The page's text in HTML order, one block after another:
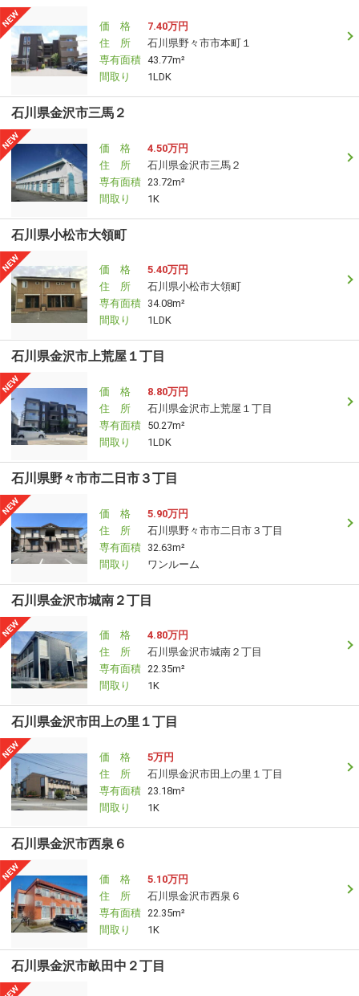
価 格
7.40万円
住 所
石川県野々市市本町１
専有面積 43.77m²
間取り
1LDK
石川県金沢市三馬２
価 格
4.50万円
住 所
石川県金沢市三馬２
専有面積 23.72m²
間取り
1K
石川県小松市大領町
価 格
5.40万円
住 所
石川県小松市大領町
専有面積 34.08m²
間取り
1LDK
石川県金沢市上荒屋１丁目
価 格
8.80万円
住 所
石川県金沢市上荒屋１丁目
専有面積 50.27m²
間取り
1LDK
石川県野々市市二日市３丁目
価 格
5.90万円
住 所
石川県野々市市二日市３丁目
専有面積 32.63m²
間取り
ワンルーム
石川県金沢市城南２丁目
価 格
4.80万円
住 所
石川県金沢市城南２丁目
専有面積 22.35m²
間取り
1K
石川県金沢市田上の里１丁目
価 格
5万円
住 所
石川県金沢市田上の里１丁目
専有面積 23.18m²
間取り
1K
石川県金沢市西泉６
価 格
5.10万円
住 所
石川県金沢市西泉６
専有面積 22.35m²
間取り
1K
石川県金沢市畝田中２丁目